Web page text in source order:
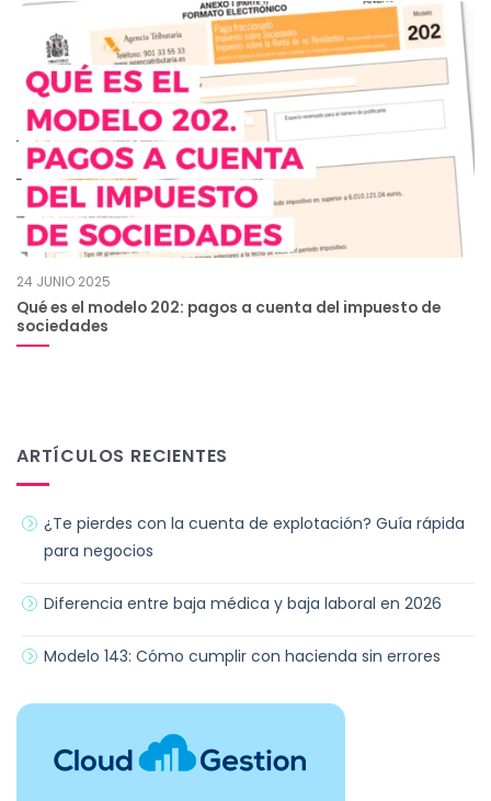
24 JUNIO 2025
Qué es el modelo 202: pagos a cuenta del impuesto de
sociedades
ARTÍCULOS RECIENTES
¿Te pierdes con la cuenta de explotación? Guía rápida
para negocios
Diferencia entre baja médica y baja laboral en 2026
Modelo 143: Cómo cumplir con hacienda sin errores